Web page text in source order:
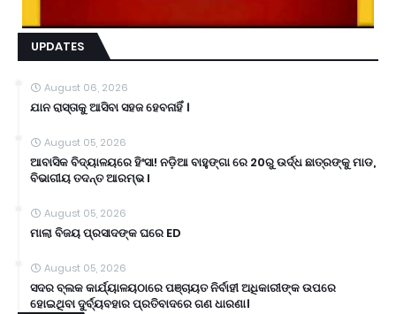
UPDATES
August 06, 2026
ଯାନ ରାସ୍ତାକୁ ଆସିବା ସହଜ ହେବନାହିଁ ।
August 05, 2026
ଆବାସିକ ବିଦ୍ୟାଳୟରେ ହିଂସା! ନଡ଼ିଆ ବାହୁଙ୍ଗା ରେ 20ରୁ ଉର୍ଦ୍ଧ ଛାତ୍ରଙ୍କୁ ମାଡ,
ବିଭାଗୀୟ ତଦନ୍ତ ଆରମ୍ଭ l
August 05, 2026
ମାଲା ବିଜୟ ପ୍ରସାଦଙ୍କ ଘରେ ED
August 05, 2026
ସଦର ବ୍ଲକ କାର୍ଯ୍ୟାଳୟଠାରେ ପଞ୍ଚାୟତ ନିର୍ବାହୀ ଅଧିକାରୀଙ୍କ ଉପରେ
ହୋଇଥିବା ଦୁର୍ବ୍ୟବହାର ପ୍ରତିବାଦରେ ଗଣ ଧାରଣା।